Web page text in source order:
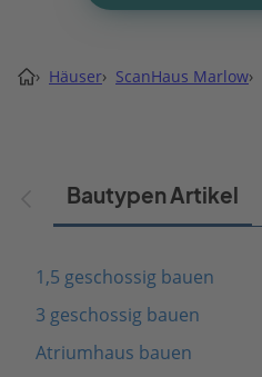
› Häuser› ScanHaus Marlow›
Bautypen Artikel
1,5 geschossig bauen
3 geschossig bauen
Atriumhaus bauen